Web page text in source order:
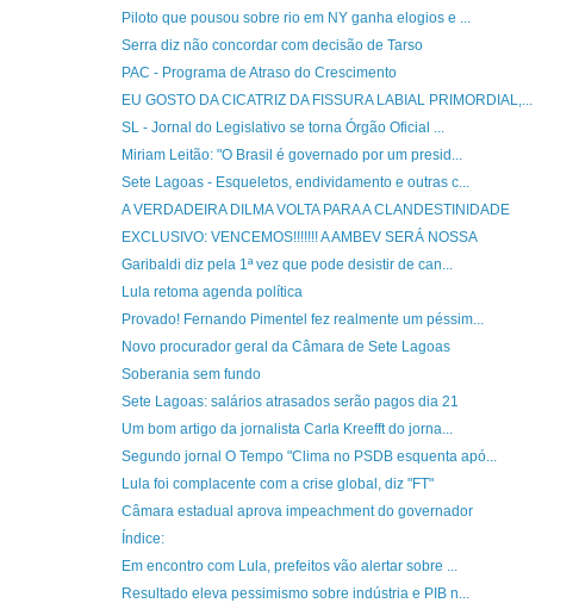
Piloto que pousou sobre rio em NY ganha elogios e ...
Serra diz não concordar com decisão de Tarso
PAC - Programa de Atraso do Crescimento
EU GOSTO DA CICATRIZ DA FISSURA LABIAL PRIMORDIAL,...
SL - Jornal do Legislativo se torna Órgão Oficial ...
Miriam Leitão: "O Brasil é governado por um presid...
Sete Lagoas - Esqueletos, endividamento e outras c...
A VERDADEIRA DILMA VOLTA PARA A CLANDESTINIDADE
EXCLUSIVO: VENCEMOS!!!!!!! A AMBEV SERÁ NOSSA
Garibaldi diz pela 1ª vez que pode desistir de can...
Lula retoma agenda política
Provado! Fernando Pimentel fez realmente um péssim...
Novo procurador geral da Câmara de Sete Lagoas
Soberania sem fundo
Sete Lagoas: salários atrasados serão pagos dia 21
Um bom artigo da jornalista Carla Kreefft do jorna...
Segundo jornal O Tempo "Clima no PSDB esquenta apó...
Lula foi complacente com a crise global, diz "FT"
Câmara estadual aprova impeachment do governador
Índice:
Em encontro com Lula, prefeitos vão alertar sobre ...
Resultado eleva pessimismo sobre indústria e PIB n...